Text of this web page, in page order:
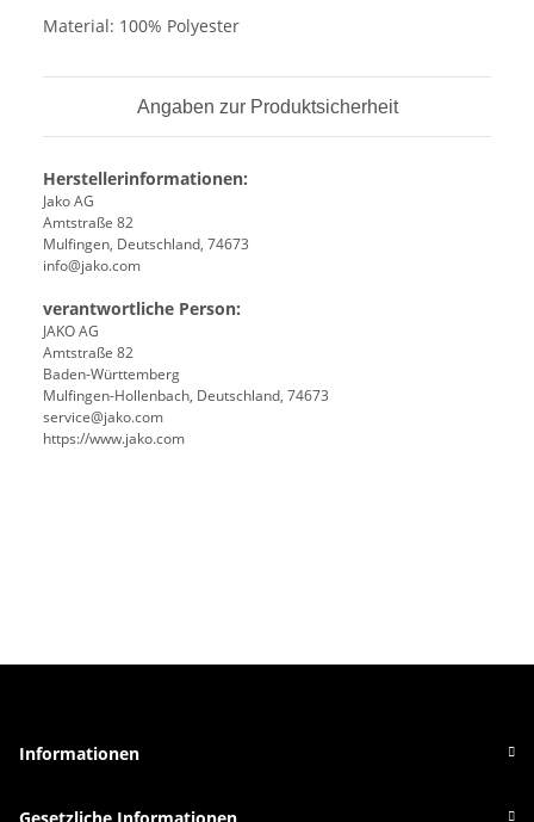
Material: 100% Polyester
Angaben zur Produktsicherheit
Herstellerinformationen:
Jako AG
Amtstraße 82
Mulfingen, Deutschland, 74673
info@jako.com
verantwortliche Person:
JAKO AG
Amtstraße 82
Baden-Württemberg
Mulfingen-Hollenbach, Deutschland, 74673
service@jako.com
https://www.jako.com
Informationen